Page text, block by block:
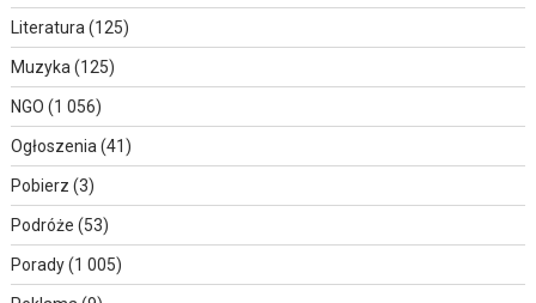
Literatura(125)
Muzyka(125)
NGO (1 056)
Ogłoszenia(41)
Pobierz (3)
Podróże (53)
Porady(1 005)